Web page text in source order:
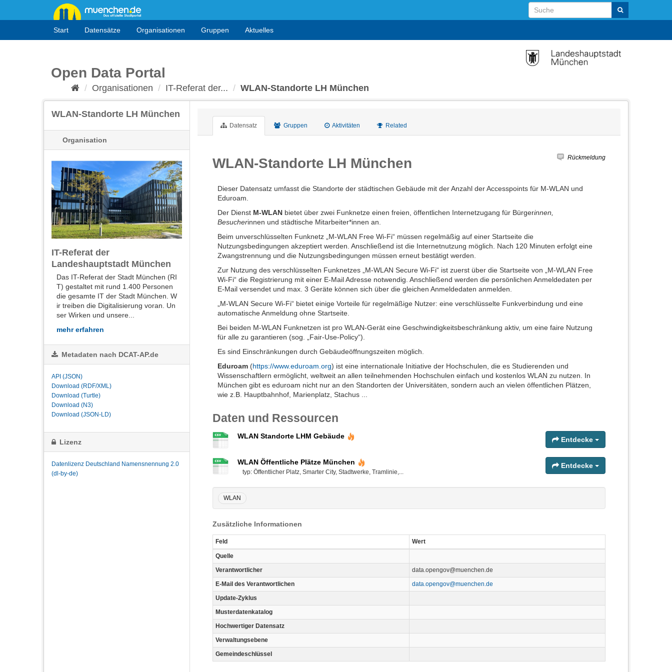
Start Datensätze Organisationen Gruppen Aktuelles
Open Data Portal
Organisationen IT-Referat der... WLAN-Standorte LH München
WLAN-Standorte LH München
Organisation
IT-Referat der
Landeshauptstadt München
Das IT-Referat der Stadt München (RI
T) gestaltet mit rund 1.400 Personen
die gesamte IT der Stadt München. W
ir treiben die Digitalisierung voran. Un
ser Wirken und unsere...
mehr erfahren
Metadaten nach DCAT-AP.de
API (JSON)
Download (RDF/XML)
Download (Turtle)
Download (N3)
Download (JSON-LD)
Lizenz
Datenlizenz Deutschland Namensnennung 2.0
(dl-by-de)
Datensatz Gruppen Aktivitäten Related
Rückmeldung
WLAN-Standorte LH München
Dieser Datensatz umfasst die Standorte der städtischen Gebäude mit der Anzahl der Accesspoints für M-WLAN und
Eduroam.
Der Dienst M-WLAN bietet über zwei Funknetze einen freien, öffentlichen Internetzugang für Bürgerinnen,
Besucherinnen und städtische Mitarbeiter*innen an.
Beim unverschlüsselten Funknetz „M-WLAN Free Wi-Fi“ müssen regelmäßig auf einer Startseite die
Nutzungsbedingungen akzeptiert werden. Anschließend ist die Internetnutzung möglich. Nach 120 Minuten erfolgt eine
Zwangstrennung und die Nutzungsbedingungen müssen erneut bestätigt werden.
Zur Nutzung des verschlüsselten Funknetzes „M-WLAN Secure Wi-Fi“ ist zuerst über die Startseite von „M-WLAN Free
Wi-Fi“ die Registrierung mit einer E-Mail Adresse notwendig. Anschließend werden die persönlichen Anmeldedaten per
E-Mail versendet und max. 3 Geräte können sich über die gleichen Anmeldedaten anmelden.
„M-WLAN Secure Wi-Fi“ bietet einige Vorteile für regelmäßige Nutzer: eine verschlüsselte Funkverbindung und eine
automatische Anmeldung ohne Startseite.
Bei beiden M-WLAN Funknetzen ist pro WLAN-Gerät eine Geschwindigkeitsbeschränkung aktiv, um eine faire Nutzung
für alle zu garantieren (sog. „Fair-Use-Policy“).
Es sind Einschränkungen durch Gebäudeöffnungszeiten möglich.
Eduroam (https://www.eduroam.org) ist eine internationale Initiative der Hochschulen, die es Studierenden und
Wissenschaftlern ermöglicht, weltweit an allen teilnehmenden Hochschulen einfach und kostenlos WLAN zu nutzen. In
München gibt es eduroam nicht nur an den Standorten der Universitäten, sondern auch an vielen öffentlichen Plätzen,
wie z.B. Hauptbahnhof, Marienplatz, Stachus ...
Daten und Ressourcen
WLAN Standorte LHM Gebäude Entdecke
WLAN Öffentliche Plätze München
typ: Öffentlicher Platz, Smarter City, Stadtwerke, Tramlinie,...
Entdecke
WLAN
Zusätzliche Informationen
Feld Wert
Quelle
Verantwortlicher
data.opengov@muenchen.de
E-Mail des Verantwortlichen
data.opengov@muenchen.de
Update-Zyklus
Musterdatenkatalog
Hochwertiger Datensatz
Verwaltungsebene
Gemeindeschlüssel